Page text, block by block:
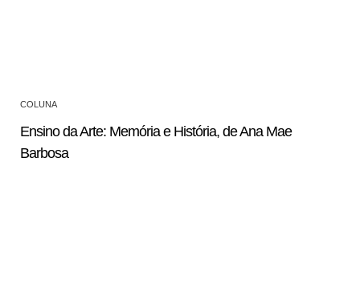
COLUNA
Ensino da Arte: Memória e História, de Ana Mae
Barbosa